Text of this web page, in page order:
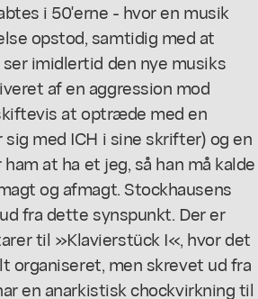
i 50'erne - hvor en musik
opstod, samtidig med at
imidlertid den nye musiks
af en aggression mod
at optræde med en
med ICH i sine skrifter) og en
at ha et jeg, så han må kalde
og afmagt. Stockhausens
fra dette synspunkt. Der er
til »Klavierstück I«, hvor det
organiseret, men skrevet ud fra
en anarkistisk chockvirkning til